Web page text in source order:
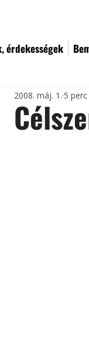
érdekességek
2008. máj. 1. 5